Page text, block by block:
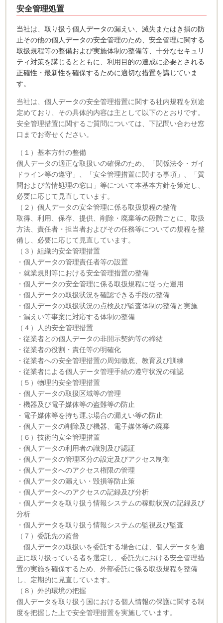
安全管理処置
当社は、取り扱う個人データの漏えい、滅失またはき損の防
止その他の個人データの安全管理のため、安全管理に関する
取扱規程等の整備および実施体制の整備等、十分なセキュリ
ティ対策を講じるとともに、利用目的の達成に必要とされる
正確性・最新性を確保するために適切な措置を講じていま
す。
当社は、個人データの安全管理措置に関する社内規程を別途
定めており、その具体的内容は主として以下のとおりです。
安全管理措置に関するご質問については、下記問い合わせ窓
口までお寄せください。
（１）基本方針の整備
個人データの適正な取扱いの確保のため、「関係法令・ガイ
ドライン等の遵守」、「安全管理措置に関する事項」、「質
問および苦情処理の窓口」等について本基本方針を策定し、
必要に応じて見直しています。
（２）個人データの安全管理に係る取扱規程の整備
取得、利用、保存、提供、削除・廃棄等の段階ごとに、取扱
方法、責任者・担当者およびその任務等についての規程を整
備し、必要に応じて見直しています。
（３）組織的安全管理措置
・個人データの管理責任者等の設置
・就業規則等における安全管理措置の整備
・個人データの安全管理に係る取扱規程に従った運用
・個人データの取扱状況を確認できる手段の整備
・個人データの取扱状況の点検及び監査体制の整備と実施
・漏えい等事案に対応する体制の整備
（４）人的安全管理措置
・従業者との個人データの非開示契約等の締結
・従業者の役割・責任等の明確化
・従業者への安全管理措置の周知徹底、教育及び訓練
・従業者による個人データ管理手続の遵守状況の確認
（５）物理的安全管理措置
・個人データの取扱区域等の管理
・機器及び電子媒体等の盗難等の防止
・電子媒体等を持ち運ぶ場合の漏えい等の防止
・個人データの削除及び機器、電子媒体等の廃棄
（６）技術的安全管理措置
・個人データの利用者の識別及び認証
・個人データの管理区分の設定及びアクセス制御
・個人データへのアクセス権限の管理
・個人データの漏えい・毀損等防止策
・個人データへのアクセスの記録及び分析
・個人データを取り扱う情報システムの稼動状況の記録及び
分析
・個人データを取り扱う情報システムの監視及び監査
（７）委託先の監督
個人データの取扱いを委託する場合には、個人データを適
正に取り扱っている者を選定し、委託先における安全管理措
置の実施を確保するため、外部委託に係る取扱規程を整備
し、定期的に見直しています。
（８）外的環境の把握
個人データを取り扱う国における個人情報の保護に関する制
度を把握した上で安全管理措置を実施しています。